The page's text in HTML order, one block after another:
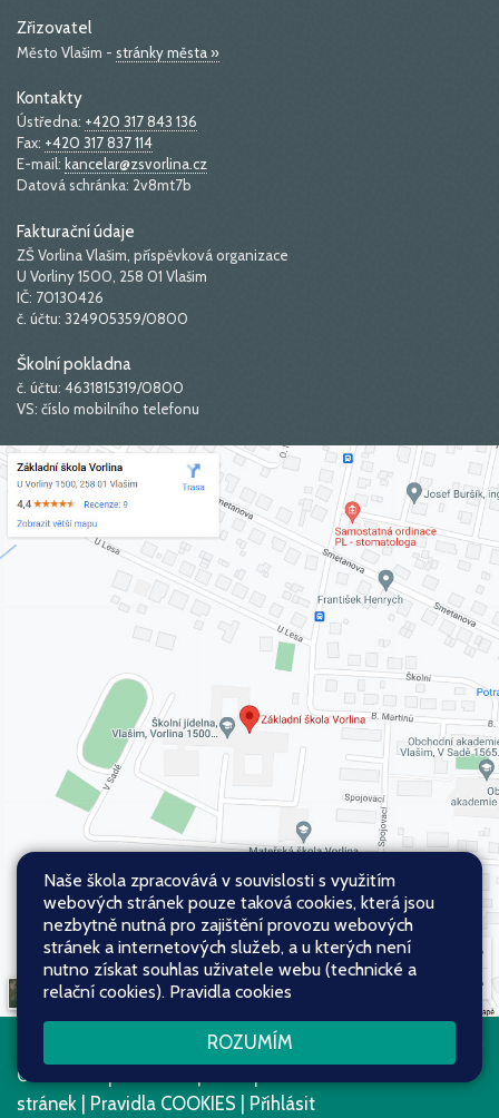
Zřizovatel
Město Vlašim - stránky města »
Kontakty
Ústředna: +420 317 843 136
Fax: +420 317 837 114
E-mail: kancelar@zsvorlina.cz
Datová schránka: 2v8mt7b
Fakturační údaje
ZŠ Vorlina Vlašim, příspěvková organizace
U Vorliny 1500, 258 01 Vlašim
IČ: 70130426
č. účtu: 324905359/0800
Školní pokladna
č. účtu: 4631815319/0800
VS: číslo mobilního telefonu
Všechna práva vyhrazena. Copyright
© 2026
stránek
Pravidla COOKIES Přihlásit
Naše škola zpracovává v souvislosti s využitím
webových stránek pouze taková cookies, která jsou
nezbytně nutná pro zajištění provozu webových
stránek a internetových služeb, a u kterých není
nutno získat souhlas uživatele webu (technické a
relační cookies). Pravidla cookies
ROZUMÍM